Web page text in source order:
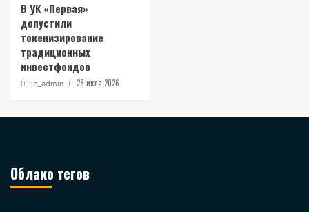
В УК «Первая»
допустили
токенизирование
традиционных
инвестфондов
lib_admin 28 июля 2026
Облако тегов